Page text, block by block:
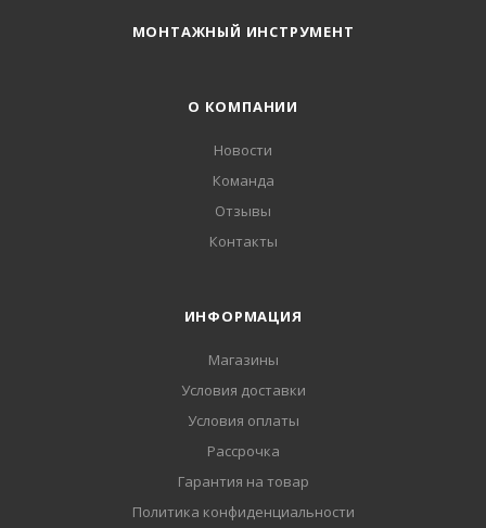
МОНТАЖНЫЙ ИНСТРУМЕНТ
О КОМПАНИИ
Новости
Команда
Отзывы
Контакты
ИНФОРМАЦИЯ
Магазины
Условия доставки
Условия оплаты
Рассрочка
Гарантия на товар
Политика конфиденциальности